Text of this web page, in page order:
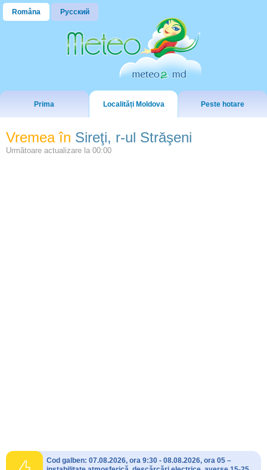
Româna Русский
Prima Localități Moldova Peste hotare
Vremea în Sireţi, r-ul Străşeni
Următoare actualizare la 00:00
Cod galben: 07.08.2026, ora 9:30 - 08.08.2026, ora 05 –